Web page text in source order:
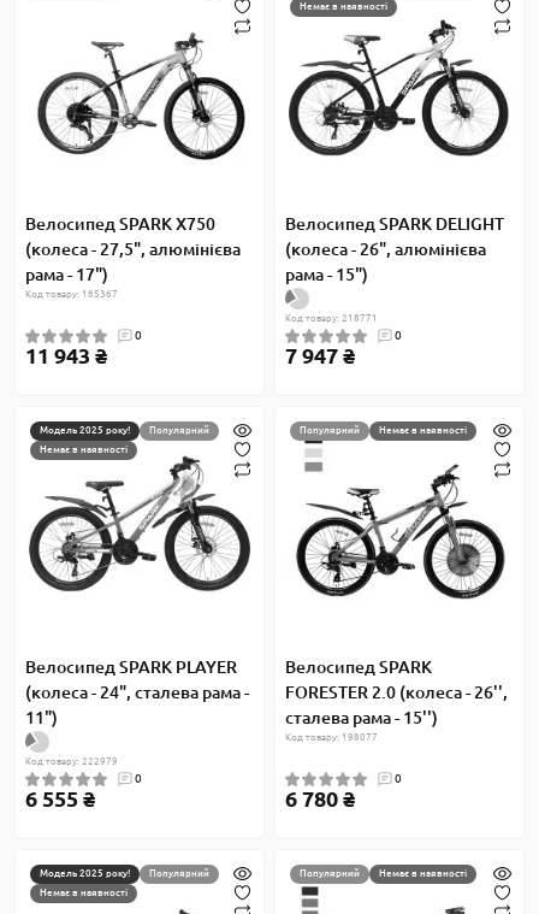
Велосипед SPARK X750
(колеса - 27,5", алюмінієва
рама - 17")
Код товару: 185367
0
11 943 ₴
Немає в наявності
Велосипед SPARK DELIGHT
(колеса - 26", алюмінієва
рама - 15")
Код товару: 218771
0
7 947 ₴
Модель 2025 року!
Популярний
Немає в наявності
Велосипед SPARK PLAYER
(колеса - 24", сталева рама -
11")
Код товару: 222979
0
6 555 ₴
Популярний Немає в наявності
Велосипед SPARK
FORESTER 2.0 (колеса - 26'',
сталева рама - 15'')
Код товару: 198077
0
6 780 ₴
Модель 2025 року!
Популярний
Немає в наявності
Популярний Немає в наявності